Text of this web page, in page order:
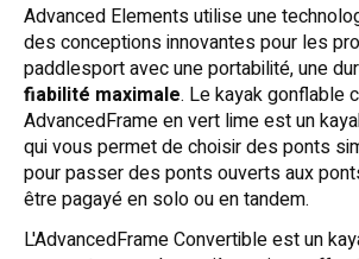
Advanced Elements utilise une
des conceptions innovantes pour les
paddlesport avec une portabilité, une
fiabilité maximale. Le kayak gonflable
AdvancedFrame en vert lime est un
qui vous permet de choisir des ponts
pour passer des ponts ouverts aux
être pagayé en solo ou en tandem.
L'AdvancedFrame Convertible est un